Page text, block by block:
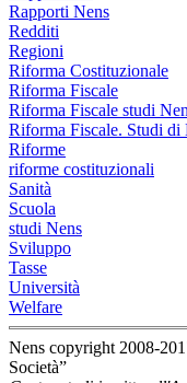
Rapporti Nens
Redditi
Regioni
Riforma Costituzionale
Riforma Fiscale
Riforma Fiscale studi
Riforma Fiscale. Studi di
Riforme
riforme costituzionali
Sanità
Scuola
studi Nens
Sviluppo
Tasse
Università
Welfare
Nens copyright 2008-
Società”